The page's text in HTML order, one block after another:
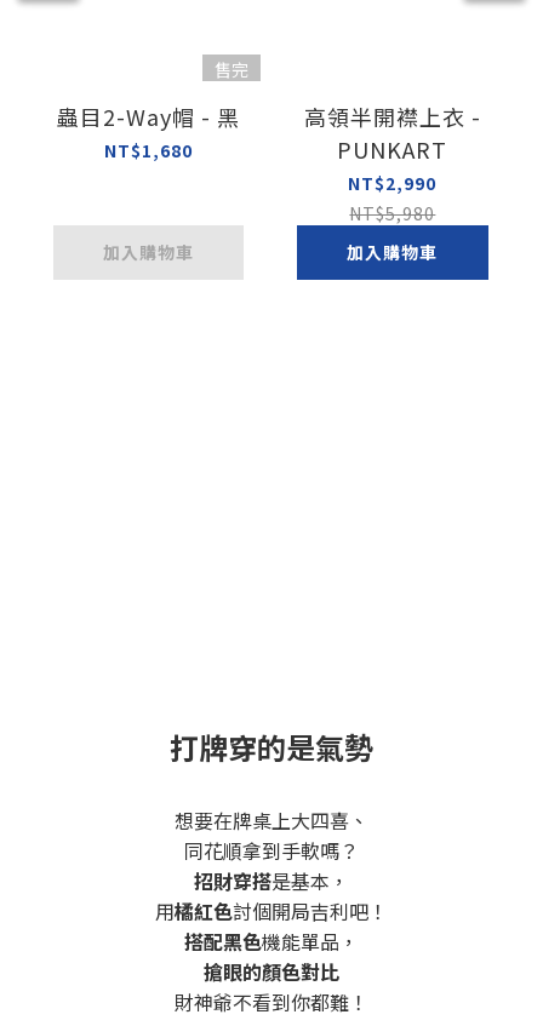
售完
蟲目2-Way帽 - 黑
NT$1,680
加入購物車
高領半開襟上衣 -
PUNKART
NT$2,990
NT$5,980
加入購物車
打牌穿的是氣勢
想要在牌桌上大四喜、
同花順拿到手軟嗎？
招財穿搭是基本，
用橘紅色討個開局吉利吧！
搭配黑色機能單品，
搶眼的顏色對比
財神爺不看到你都難！